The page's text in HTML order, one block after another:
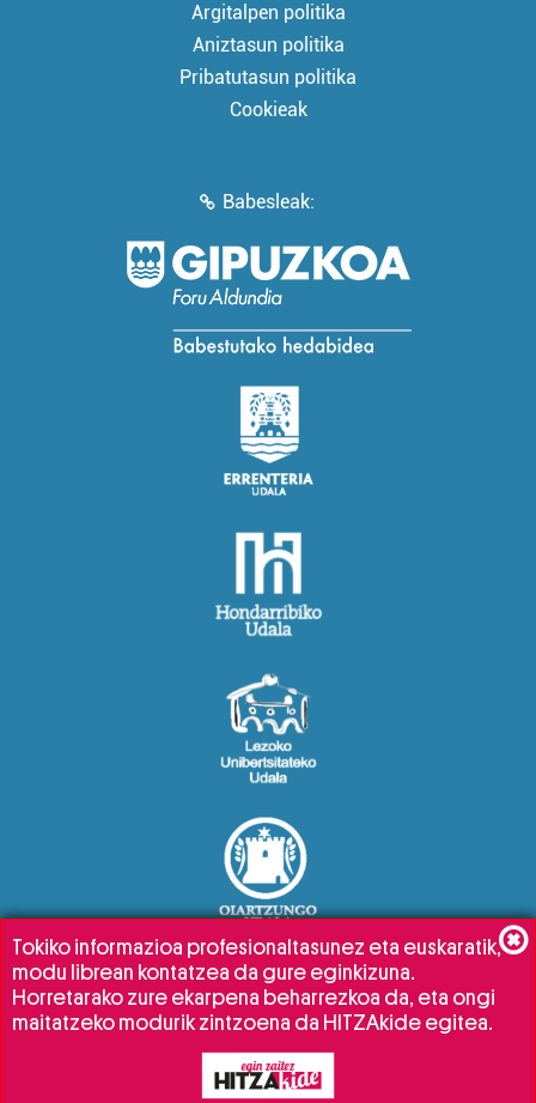
Argitalpen politika
Aniztasun politika
Pribatutasun politika
Cookieak
Babesleak:
Tokiko informazioa profesionaltasunez eta euskaratik,
modu librean kontatzea da gure eginkizuna.
Horretarako zure ekarpena beharrezkoa da, eta ongi
maitatzeko modurik zintzoena da HITZAkide egitea.